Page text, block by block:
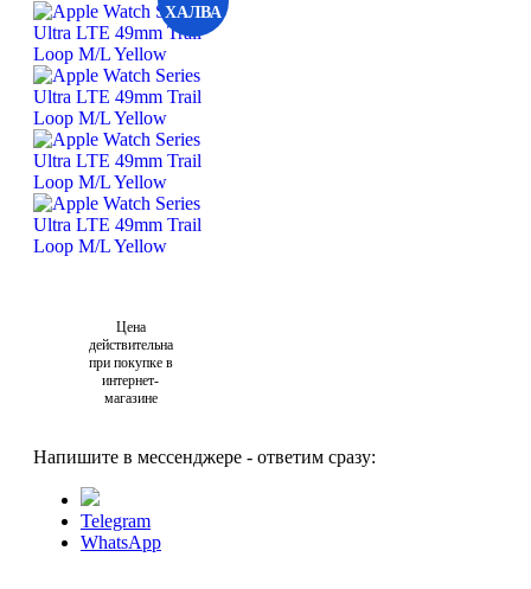
ХАЛВА
Цена
действительна
при покупке в
интернет-
магазине
Напишите в мессенджере - ответим сразу:
Telegram
WhatsApp